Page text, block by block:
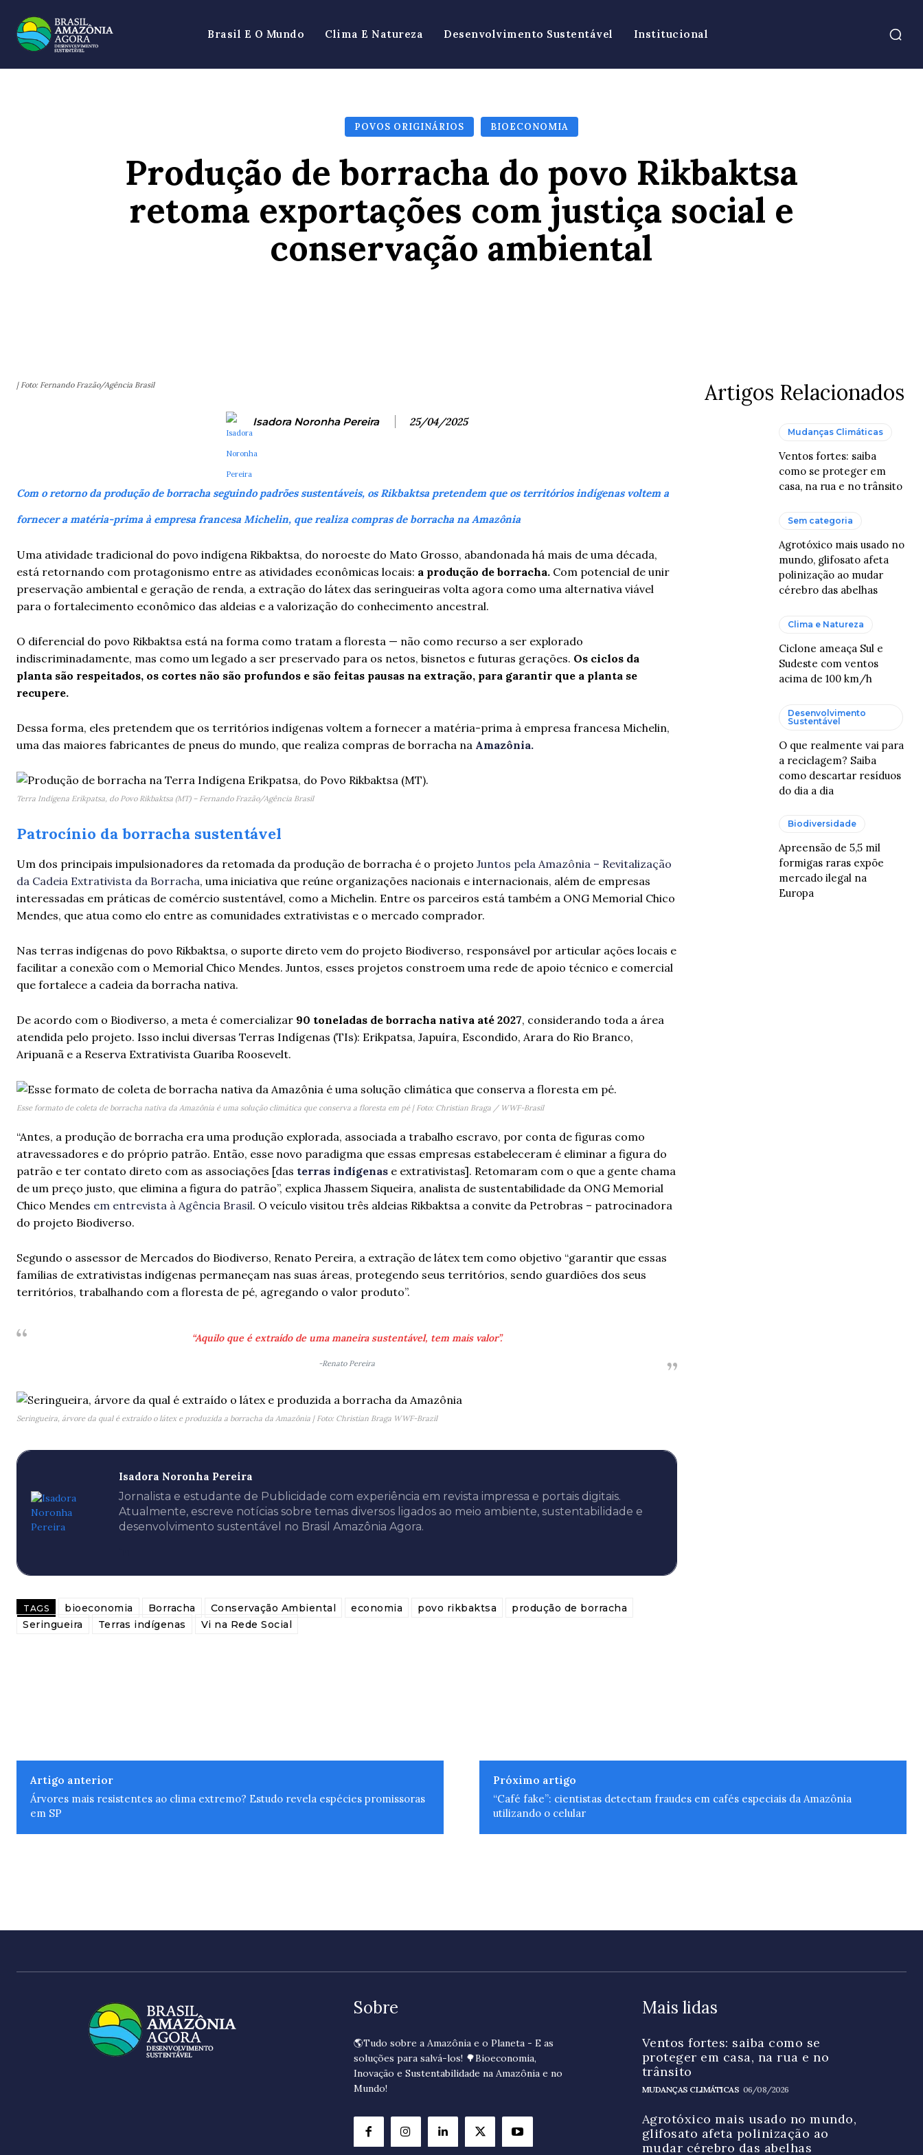
Brasil E O Mundo Clima E Natureza Desenvolvimento Sustentável Institucional
POVOS ORIGINÁRIOS BIOECONOMIA
Produção de borracha do povo Rikbaktsa
retoma exportações com justiça social e
conservação ambiental
| Foto: Fernando Frazão/Agência Brasil
Isadora Noronha Pereira 25/04/2025
Com o retorno da produção de borracha seguindo padrões sustentáveis, os Rikbaktsa pretendem que os territórios indígenas voltem a
fornecer a matéria-prima à empresa francesa Michelin, que realiza compras de borracha na Amazônia
Uma atividade tradicional do povo indígena Rikbaktsa, do noroeste do Mato Grosso, abandonada há mais de uma década,
está retornando com protagonismo entre as atividades econômicas locais: a produção de borracha. Com potencial de unir
preservação ambiental e geração de renda, a extração do látex das seringueiras volta agora como uma alternativa viável
para o fortalecimento econômico das aldeias e a valorização do conhecimento ancestral.
O diferencial do povo Rikbaktsa está na forma como tratam a floresta — não como recurso a ser explorado
indiscriminadamente, mas como um legado a ser preservado para os netos, bisnetos e futuras gerações. Os ciclos da
planta são respeitados, os cortes não são profundos e são feitas pausas na extração, para garantir que a planta se
recupere.
Dessa forma, eles pretendem que os territórios indígenas voltem a fornecer a matéria-prima à empresa francesa Michelin,
uma das maiores fabricantes de pneus do mundo, que realiza compras de borracha na Amazônia.
Terra Indígena Erikpatsa, do Povo Rikbaktsa (MT) – Fernando Frazão/Agência Brasil
Patrocínio da borracha sustentável
Um dos principais impulsionadores da retomada da produção de borracha é o projeto Juntos pela Amazônia – Revitalização
da Cadeia Extrativista da Borracha, uma iniciativa que reúne organizações nacionais e internacionais, além de empresas
interessadas em práticas de comércio sustentável, como a Michelin. Entre os parceiros está também a ONG Memorial Chico
Mendes, que atua como elo entre as comunidades extrativistas e o mercado comprador.
Nas terras indígenas do povo Rikbaktsa, o suporte direto vem do projeto Biodiverso, responsável por articular ações locais e
facilitar a conexão com o Memorial Chico Mendes. Juntos, esses projetos constroem uma rede de apoio técnico e comercial
que fortalece a cadeia da borracha nativa.
De acordo com o Biodiverso, a meta é comercializar 90 toneladas de borracha nativa até 2027, considerando toda a área
atendida pelo projeto. Isso inclui diversas Terras Indígenas (TIs): Erikpatsa, Japuíra, Escondido, Arara do Rio Branco,
Aripuanã e a Reserva Extrativista Guariba Roosevelt.
Esse formato de coleta de borracha nativa da Amazônia é uma solução climática que conserva a floresta em pé | Foto: Christian Braga / WWF-Brasil
“Antes, a produção de borracha era uma produção explorada, associada a trabalho escravo, por conta de figuras como
atravessadores e do próprio patrão. Então, esse novo paradigma que essas empresas estabeleceram é eliminar a figura do
patrão e ter contato direto com as associações [das terras indígenas e extrativistas]. Retomaram com o que a gente chama
de um preço justo, que elimina a figura do patrão”, explica Jhassem Siqueira, analista de sustentabilidade da ONG Memorial
Chico Mendes em entrevista à Agência Brasil. O veículo visitou três aldeias Rikbaktsa a convite da Petrobras – patrocinadora
do projeto Biodiverso.
Segundo o assessor de Mercados do Biodiverso, Renato Pereira, a extração de látex tem como objetivo “garantir que essas
famílias de extrativistas indígenas permaneçam nas suas áreas, protegendo seus territórios, sendo guardiões dos seus
territórios, trabalhando com a floresta de pé, agregando o valor produto”.
“Aquilo que é extraído de uma maneira sustentável, tem mais valor”.
-Renato Pereira
Seringueira, árvore da qual é extraído o látex e produzida a borracha da Amazônia | Foto: Christian Braga WWF-Brazil
Isadora Noronha Pereira
Jornalista e estudante de Publicidade com experiência em revista impressa e portais digitais.
Atualmente, escreve notícias sobre temas diversos ligados ao meio ambiente, sustentabilidade e
desenvolvimento sustentável no Brasil Amazônia Agora.
TAGS bioeconomia Borracha Conservação Ambiental economia povo rikbaktsa
produção de borracha
Seringueira
Terras indígenas Vi na Rede Social
Artigos Relacionados
Mudanças Climáticas
Ventos fortes: saiba
como se proteger em
casa, na rua e no trânsito
Sem categoria
Agrotóxico mais usado no
mundo, glifosato afeta
polinização ao mudar
cérebro das abelhas
Clima e Natureza
Ciclone ameaça Sul e
Sudeste com ventos
acima de 100 km/h
Desenvolvimento
Sustentável
O que realmente vai para
a reciclagem? Saiba
como descartar resíduos
do dia a dia
Biodiversidade
Apreensão de 5,5 mil
formigas raras expõe
mercado ilegal na
Europa
Artigo anterior
Árvores mais resistentes ao clima extremo? Estudo revela espécies promissoras
em SP
Próximo artigo
“Café fake”: cientistas detectam fraudes em cafés especiais da Amazônia
utilizando o celular
Sobre
🌎Tudo sobre a Amazônia e o Planeta - E as
soluções para salvá-los! 🌳Bioeconomia,
Inovação e Sustentabilidade na Amazônia e no
Mundo!
Mais lidas
Ventos fortes: saiba como se
proteger em casa, na rua e no
trânsito
MUDANÇAS CLIMÁTICAS 06/08/2026
Agrotóxico mais usado no mundo,
glifosato afeta polinização ao
mudar cérebro das abelhas